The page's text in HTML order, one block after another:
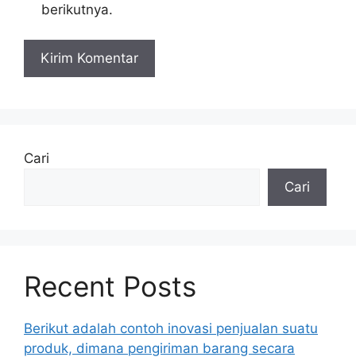
berikutnya.
Cari
Cari
Recent Posts
Berikut adalah contoh inovasi penjualan suatu
produk, dimana pengiriman barang secara